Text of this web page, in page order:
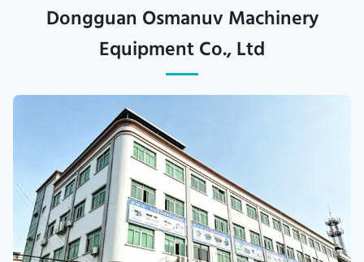
Dongguan Osmanuv Machinery
Equipment Co., Ltd